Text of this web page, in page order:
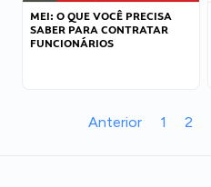
MEI: O QUE VOCÊ PRECISA
SABER PARA CONTRATAR
FUNCIONÁRIOS
Anterior 1 2